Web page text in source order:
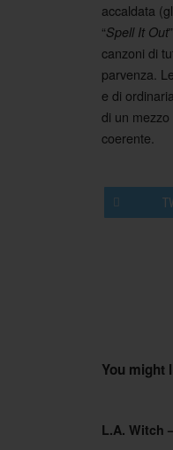
accaldata
“Spell It Out
canzoni di
parvenza.
e di
di un
coerente.
You might
L.A. Witch